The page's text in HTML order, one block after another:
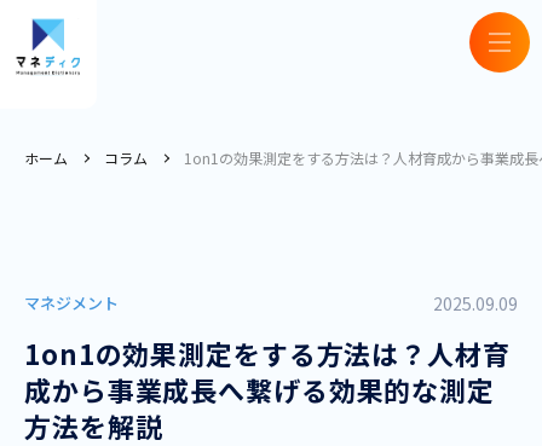
ホーム コラム 1on1の効果測定をする方法は？人材育成から事業成
マネジメント 2025.09.09
1on1の効果測定をする方法は？人材育
成から事業成長へ繋げる効果的な測定
方法を解説